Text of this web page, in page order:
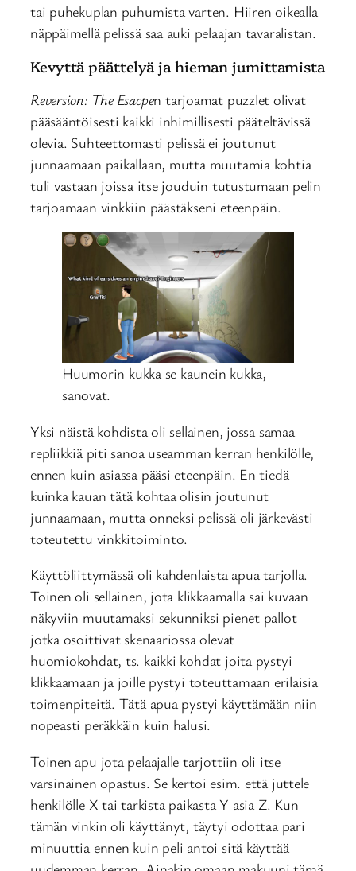
tai puhekuplan puhumista varten. Hiiren oikealla
näppäimellä pelissä saa auki pelaajan tavaralistan.
Kevyttä päättelyä ja hieman jumittamista
Reversion: The Esacpen tarjoamat puzzlet olivat
pääsääntöisesti kaikki inhimillisesti pääteltävissä
olevia. Suhteettomasti pelissä ei joutunut
junnaamaan paikallaan, mutta muutamia kohtia
tuli vastaan joissa itse jouduin tutustumaan pelin
tarjoamaan vinkkiin päästäkseni eteenpäin.
Huumorin kukka se kaunein kukka,
sanovat.
Yksi näistä kohdista oli sellainen, jossa samaa
repliikkiä piti sanoa useamman kerran henkilölle,
ennen kuin asiassa pääsi eteenpäin. En tiedä
kuinka kauan tätä kohtaa olisin joutunut
junnaamaan, mutta onneksi pelissä oli järkevästi
toteutettu vinkkitoiminto.
Käyttöliittymässä oli kahdenlaista apua tarjolla.
Toinen oli sellainen, jota klikkaamalla sai kuvaan
näkyviin muutamaksi sekunniksi pienet pallot
jotka osoittivat skenaariossa olevat
huomiokohdat, ts. kaikki kohdat joita pystyi
klikkaamaan ja joille pystyi toteuttamaan erilaisia
toimenpiteitä. Tätä apua pystyi käyttämään niin
nopeasti peräkkäin kuin halusi.
Toinen apu jota pelaajalle tarjottiin oli itse
varsinainen opastus. Se kertoi esim. että juttele
henkilölle X tai tarkista paikasta Y asia Z. Kun
tämän vinkin oli käyttänyt, täytyi odottaa pari
minuuttia ennen kuin peli antoi sitä käyttää